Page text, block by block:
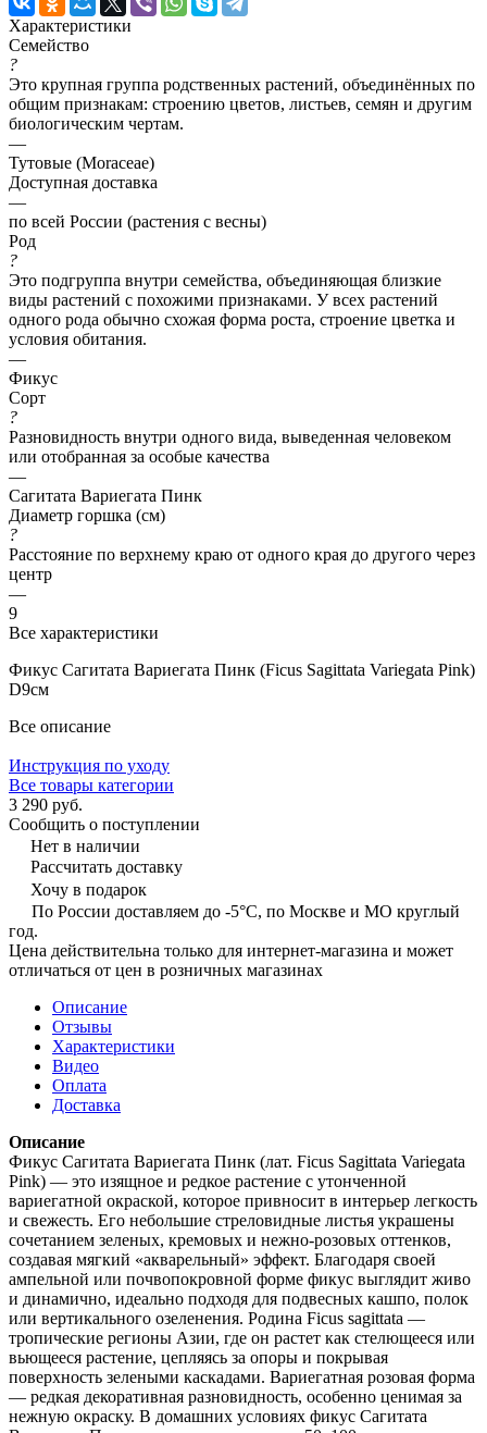
Характеристики
Семейство
?
Это крупная группа родственных растений, объединённых по
общим признакам: строению цветов, листьев, семян и другим
биологическим чертам.
—
Тутовые (Moraceae)
Доступная доставка
—
по всей России (растения с весны)
Род
?
Это подгруппа внутри семейства, объединяющая близкие
виды растений с похожими признаками. У всех растений
одного рода обычно схожая форма роста, строение цветка и
условия обитания.
—
Фикус
Сорт
?
Разновидность внутри одного вида, выведенная человеком
или отобранная за особые качества
—
Сагитата Вариегата Пинк
Диаметр горшка (см)
?
Расстояние по верхнему краю от одного края до другого через
центр
—
9
Все характеристики
Фикус Сагитата Вариегата Пинк (Ficus Sagittata Variegata Pink)
D9см
Все описание
Инструкция по уходу
Все товары категории
3 290 руб.
Сообщить о поступлении
Нет в наличии
Рассчитать доставку
Хочу в подарок
По России доставляем до -5°C, по Москве и МО круглый
год.
Цена действительна только для интернет-магазина и может
отличаться от цен в розничных магазинах
Описание
Отзывы
Характеристики
Видео
Оплата
Доставка
Описание
Фикус Сагитата Вариегата Пинк (лат. Ficus Sagittata Variegata
Pink) — это изящное и редкое растение с утонченной
вариегатной окраской, которое привносит в интерьер легкость
и свежесть. Его небольшие стреловидные листья украшены
сочетанием зеленых, кремовых и нежно-розовых оттенков,
создавая мягкий «акварельный» эффект. Благодаря своей
ампельной или почвопокровной форме фикус выглядит живо
и динамично, идеально подходя для подвесных кашпо, полок
или вертикального озеленения. Родина Ficus sagittata —
тропические регионы Азии, где он растет как стелющееся или
вьющееся растение, цепляясь за опоры и покрывая
поверхность зелеными каскадами. Вариегатная розовая форма
— редкая декоративная разновидность, особенно ценимая за
нежную окраску. В домашних условиях фикус Сагитата